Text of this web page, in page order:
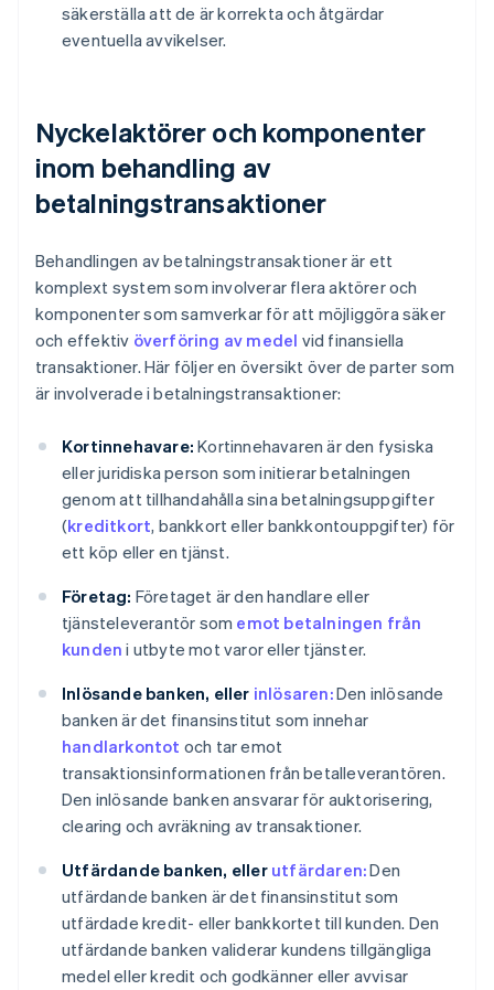
säkerställa att de är korrekta och åtgärdar
eventuella avvikelser.
Nyckelaktörer och komponenter
inom behandling av
betalningstransaktioner
Behandlingen av betalningstransaktioner är ett
komplext system som involverar flera aktörer och
komponenter som samverkar för att möjliggöra säker
och effektiv överföring av medel vid finansiella
transaktioner. Här följer en översikt över de parter som
är involverade i betalningstransaktioner:
Kortinnehavare: Kortinnehavaren är den fysiska
eller juridiska person som initierar betalningen
genom att tillhandahålla sina betalningsuppgifter
(kreditkort, bankkort eller bankkontouppgifter) för
ett köp eller en tjänst.
Företag: Företaget är den handlare eller
tjänsteleverantör som emot betalningen från
kunden i utbyte mot varor eller tjänster.
Inlösande banken, eller inlösaren:Den inlösande
banken är det finansinstitut som innehar
handlarkontot och tar emot
transaktionsinformationen från betalleverantören.
Den inlösande banken ansvarar för auktorisering,
clearing och avräkning av transaktioner.
Utfärdande banken, eller utfärdaren:Den
utfärdande banken är det finansinstitut som
utfärdade kredit- eller bankkortet till kunden. Den
utfärdande banken validerar kundens tillgängliga
medel eller kredit och godkänner eller avvisar